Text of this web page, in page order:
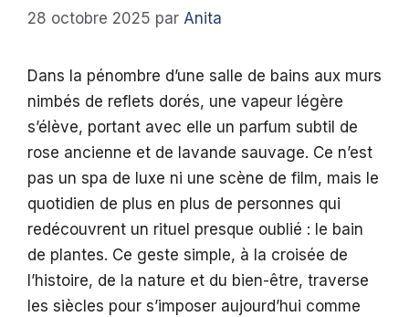
28 octobre 2025 par Anita
Dans la pénombre d’une salle de bains aux murs
nimbés de reflets dorés, une vapeur légère
s’élève, portant avec elle un parfum subtil de
rose ancienne et de lavande sauvage. Ce n’est
pas un spa de luxe ni une scène de film, mais le
quotidien de plus en plus de personnes qui
redécouvrent un rituel presque oublié : le bain
de plantes. Ce geste simple, à la croisée de
l’histoire, de la nature et du bien-être, traverse
les siècles pour s’imposer aujourd’hui comme